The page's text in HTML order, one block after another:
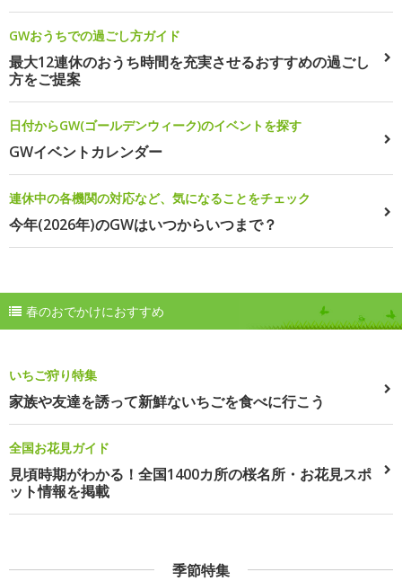
GWおうちでの過ごし方ガイド
最大12連休のおうち時間を充実させるおすすめの過ごし
方をご提案
日付からGW(ゴールデンウィーク)のイベントを探す
GWイベントカレンダー
連休中の各機関の対応など、気になることをチェック
今年(2026年)のGWはいつからいつまで？
春のおでかけにおすすめ
いちご狩り特集
家族や友達を誘って新鮮ないちごを食べに行こう
全国お花見ガイド
見頃時期がわかる！全国1400カ所の桜名所・お花見スポ
ット情報を掲載
季節特集